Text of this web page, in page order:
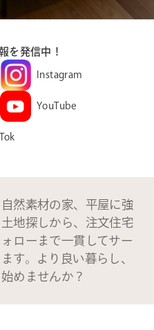
を発信中！
Instagram
YouTube
然素材の家、平屋に強
地探しから、注文住宅
ローまで一貫してサー
す。より良い暮らし、
めませんか？